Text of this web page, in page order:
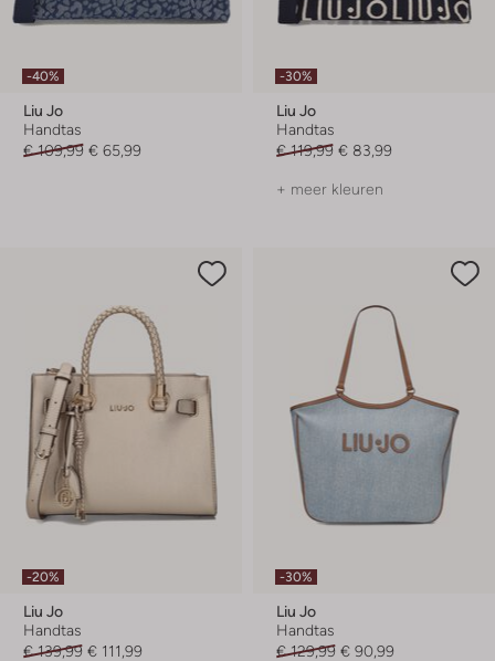
-40%
Liu Jo
Handtas
€ 109,99 € 65,99
-30%
Liu Jo
Handtas
€ 119,99 € 83,99
+ meer kleuren
-20%
Liu Jo
Handtas
€ 139,99 € 111,99
-30%
Liu Jo
Handtas
€ 129,99 € 90,99